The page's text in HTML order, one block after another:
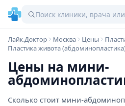
Лайк.Доктор Москва Цены
Пластика живота
Цены на мини-
Сколько стоит мини-